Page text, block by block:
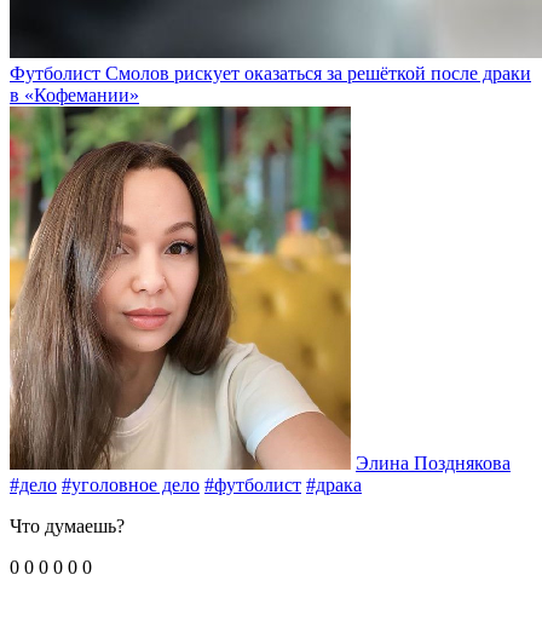
Футболист Смолов рискует оказаться за решёткой после драки
в «Кофемании»
Элина Позднякова
#дело #уголовное дело #футболист #драка
Что думаешь?
0 0 0 0 0 0